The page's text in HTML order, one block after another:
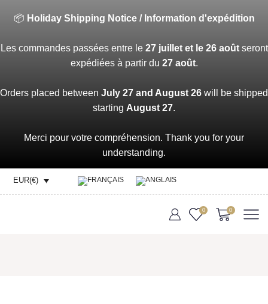
📦 Holiday Shipping Notice / Information d'expédition
Les commandes passées entre le 27 juillet et le 26 aoûtseront
expédiées à partir du 27 août.
Orders placed between July 27 and August 26 will be shipped
starting August 27.
Merci pour votre compréhension. Thank you for your
understanding.
EUR(€)
0 0